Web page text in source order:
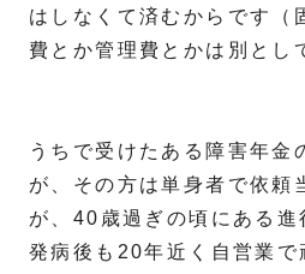
はしなくて済むからです（
費とか管理費とかは別とし
うちで受けたある障害年金
が、その方は単身者で依頼
が、40歳過ぎの頃にある進
発病後も20年近く自営業で